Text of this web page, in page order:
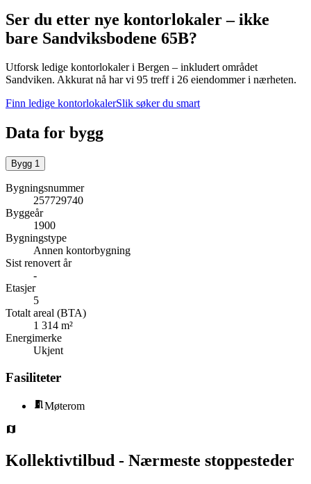
Ser du etter nye kontorlokaler – ikke
bare Sandviksbodene 65B?
Utforsk ledige kontorlokaler i Bergen – inkludert området
Sandviken. Akkurat nå har vi 95 treff i 26 eiendommer i nærheten.
Finn ledige kontorlokalerSlik søker du smart
Data for bygg
Bygg 1
Bygningsnummer
257729740
Byggeår
1900
Bygningstype
Annen kontorbygning
Sist renovert år
-
Etasjer
5
Totalt areal (BTA)
1 314 m²
Energimerke
Ukjent
Fasiliteter
Møterom
Kollektivtilbud - Nærmeste stoppesteder